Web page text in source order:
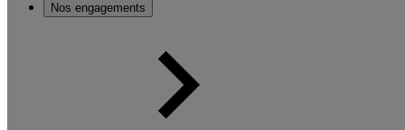
Nos engagements